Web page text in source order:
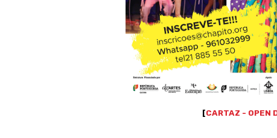
[CARTAZ - OPEN